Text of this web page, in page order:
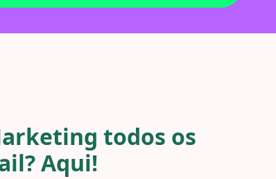
todos os
Aqui!